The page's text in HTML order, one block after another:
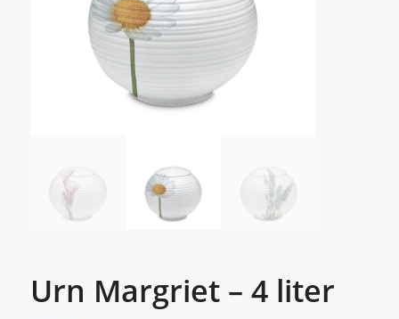
Urn Margriet – 4 liter